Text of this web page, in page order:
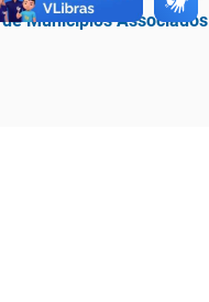
Municípios Associados